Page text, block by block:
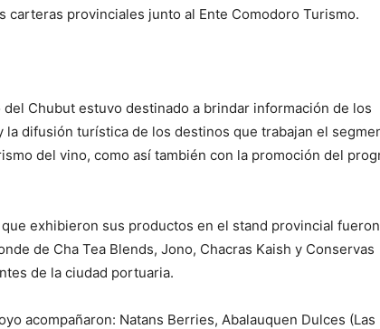
carteras provinciales junto al Ente Comodoro Turismo.
Chubut estuvo destinado a brindar información de los
difusión turística de los destinos que trabajan el
del vino, como así también con la promoción del
exhibieron sus productos en el stand provincial
de Cha Tea Blends, Jono, Chacras Kaish y Conservas
de la ciudad portuaria.
acompañaron: Natans Berries, Abalauquen Dulces (Las